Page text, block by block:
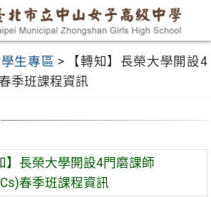
學生專區 >
【轉知】長榮大學開設4
季班課程資訊
】長榮大學開設4門磨課師
春季班課程資訊